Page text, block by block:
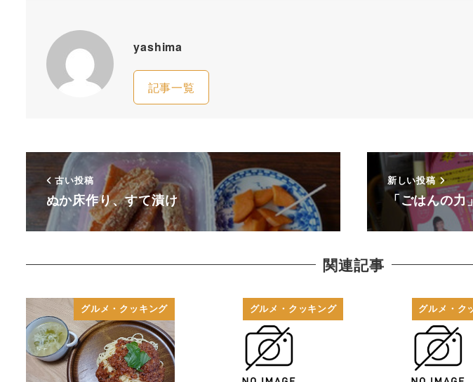
yashima
記事一覧
古い投稿
ぬか床作り、すて漬け
新しい投稿
「ごはんの力
関連記事
グルメ・クッキング グルメ・クッキング グルメ・ク